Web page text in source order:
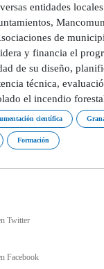
entidades
de
y financia el
de su diseño,
técnica,
el incendio
científica
Formación
Twitter
Facebook